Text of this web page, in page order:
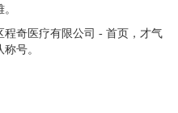
奇医疗有限公司 - 首页，才气
号。